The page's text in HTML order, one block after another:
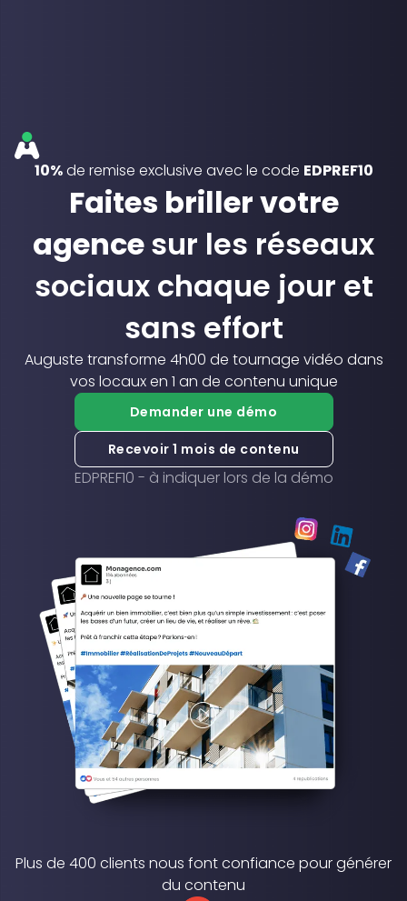
10%de remise exclusive avec le code EDPREF10
Faites briller votre
agencesur les réseaux
sociaux chaque jour et
sans effort
Auguste transforme 4h00 de tournage vidéo dans
vos locaux en 1 an de contenu unique
Demander une démo
Recevoir 1 mois de contenu
EDPREF10 - à indiquer lors de la démo
Plus de 400 clients nous font confiance pour générer
du contenu